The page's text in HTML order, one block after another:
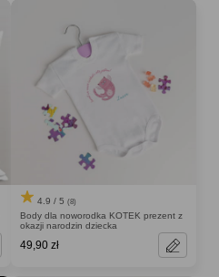
4.9 / 5 (8)
Body dla noworodka KOTEK prezent z
okazji narodzin dziecka
49,90 zł